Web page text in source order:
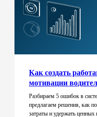
Как создать
мотивации
Разбираем 5 ошибок в
предлагаем решения, как
затраты и удержать ценных